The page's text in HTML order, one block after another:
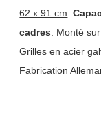
62 x 91 cm .
cadres . Monté
Grilles en acier
Fabrication